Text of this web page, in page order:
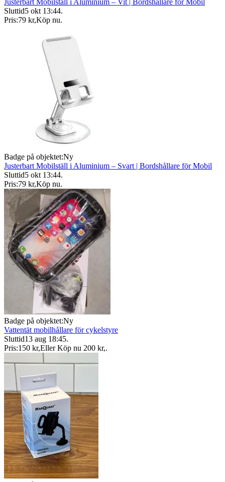
Justerbart Mobilställ i Aluminium – Vit | Bordshållare för Mobil
Sluttid5 okt 13:44.
Pris:79 kr,Köp nu.
Badge på objektet:Ny
Justerbart Mobilställ i Aluminium – Svart | Bordshållare för Mobil
Sluttid5 okt 13:44.
Pris:79 kr,Köp nu.
Badge på objektet:Ny
Vattentät mobilhållare för cykelstyre
Sluttid13 aug 18:45.
Pris:150 kr,Eller Köp nu 200 kr,.